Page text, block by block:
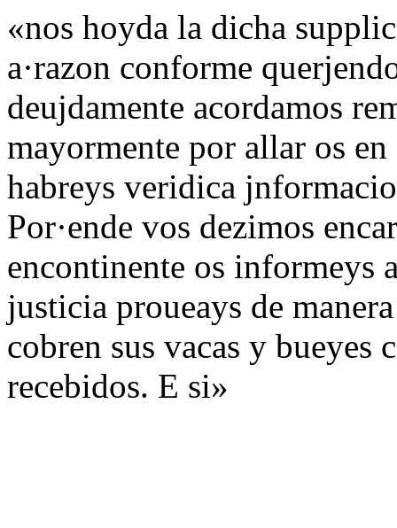
«nos hoyda la dicha
a·razon conforme
deujdamente acordamos
mayormente por allar os
habreys veridica
Por·ende vos dezimos
encontinente os informeys
justicia proueays de
cobren sus vacas y bueyes
recebidos. E si»